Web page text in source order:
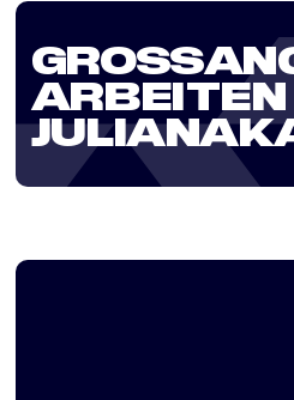
RBEITEN